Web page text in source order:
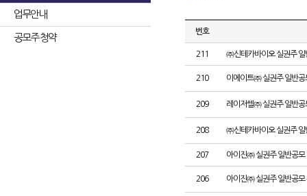
업무안내
공모주 청약
번호
211 ㈜신테카바이오 실권주 일
210 이에이트㈜ 실권주 일반공
209 레이저쎌㈜ 실권주 일반공
208 ㈜신테카바이오 실권주 일
207 아이진㈜ 실권주 일반공모
206 아이진㈜ 실권주 일반공모